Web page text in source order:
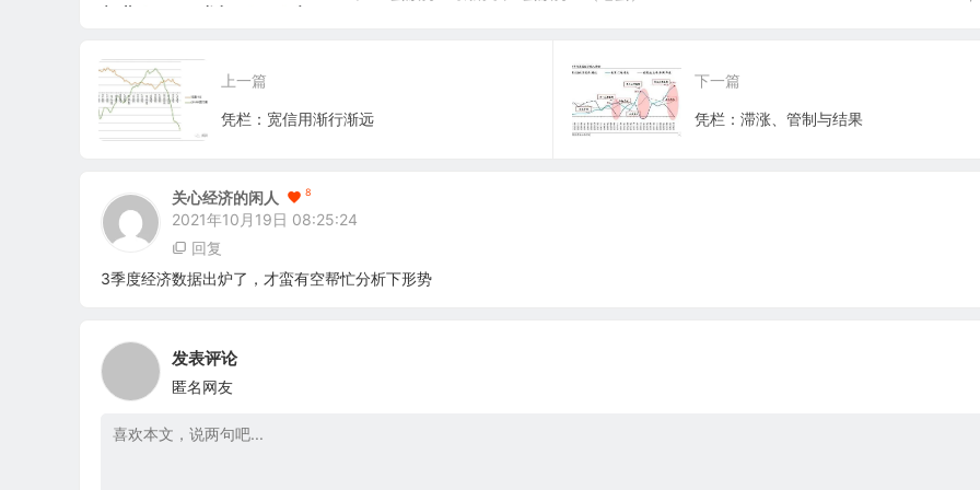
上一篇
凭栏：宽信用渐行渐远
下一篇
凭栏：滞涨、管制与结果
关心经济的闲人 8
2021年10月19日 08:25:24
回复
3季度经济数据出炉了，才蛮有空帮忙分析下形势
发表评论
匿名网友